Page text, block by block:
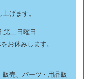
げます。
二日曜日
お休みします。
売、パーツ・用品販